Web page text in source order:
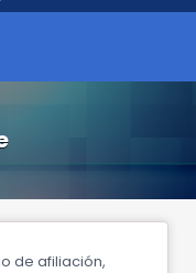
de afiliación,